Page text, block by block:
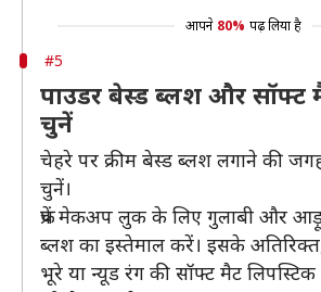
आपने 80% पढ़ लिया है
#5
पाउडर बेस्ड ब्लश और सॉफ्ट
चुनें
चेहरे पर क्रीम बेस्ड ब्लश लगाने की
चुनें।
फ्रेंच मेकअप लुक के लिए गुलाबी और
ब्लश का इस्तेमाल करें। इसके
भूरे या न्यूड रंग की सॉफ्ट मैट